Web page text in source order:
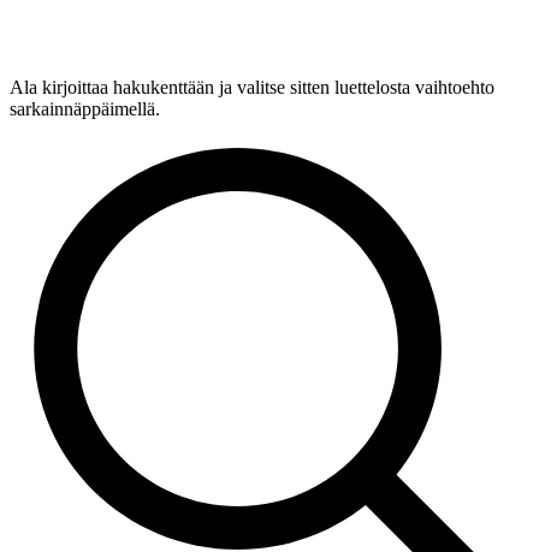
Ala kirjoittaa hakukenttään ja valitse sitten luettelosta vaihtoehto
sarkainnäppäimellä.